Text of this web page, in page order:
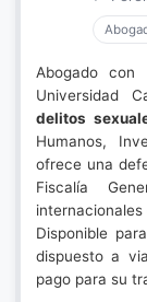
Abogado
Universidad
delitos
Humanos,
ofrece una
Fiscalía
Disponible
dispuesto a
pago para su